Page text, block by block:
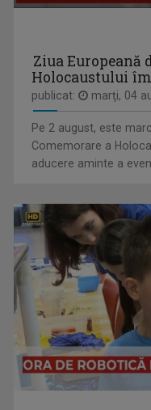
INVITAȚIE LA
Spectacole de teatru,
DIMINEȚI PERFECTE
Emisiune matinală, de luni
IOANA DOLEANU
Face parte din echipa
Ziua Europeană
Holocaustului
publicat: marţi, 04
Pe 2 august, este
Comemorare a
aducere aminte a